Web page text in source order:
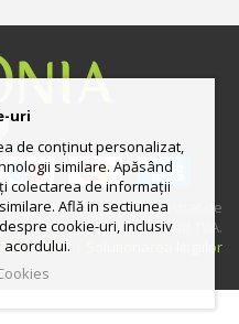
online deţinut şi administrat de
| Preturile includ TVA.
uri|ANPC Solutionarea litigiilor
uri
de conținut personalizat,
similare. Apăsând
colectarea de informații
Află in sectiunea
cookie-uri, inclusiv